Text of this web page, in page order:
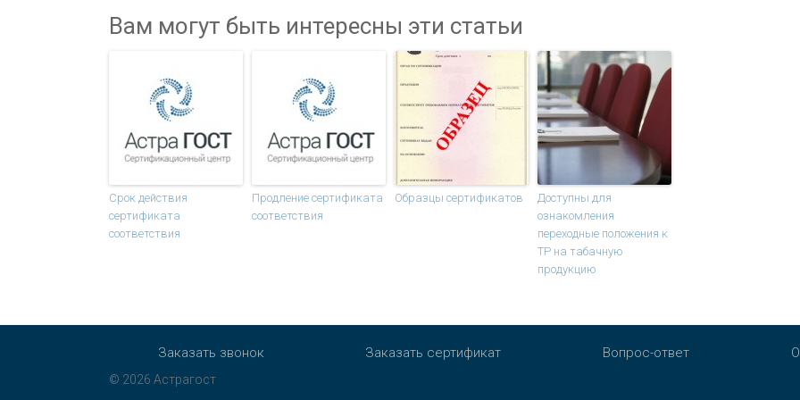
Вам могут быть интересны эти статьи
Срок действия
сертификата
соответствия
Продление сертификата
соответствия
Образцы сертификатов
Доступны для
ознакомления
переходные положения к
ТР на табачную
продукцию
Заказать звонок Заказать сертификат Вопрос-ответ
© 2026 Астрагост